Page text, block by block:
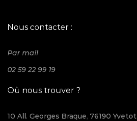
Nous contacter :
Par mail
02 59 22 99 19
Où nous trouver ?
10 All. Georges Braque, 76190 Yvetot